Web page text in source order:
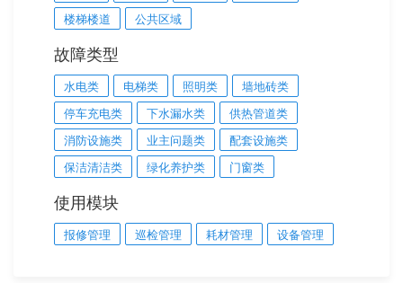
楼梯楼道
公共区域
故障类型
水电类 电梯类 照明类
墙地砖类
停车充电类
下水漏水类
供热管道类
消防设施类
业主问题类
配套设施类
保洁清洁类
绿化养护类 门窗类
使用模块
报修管理 巡检管理 耗材管理 设备管理